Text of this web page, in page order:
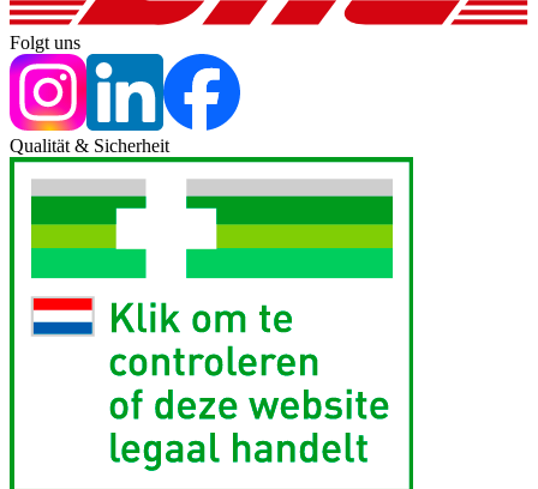
Folgt uns
Qualität & Sicherheit